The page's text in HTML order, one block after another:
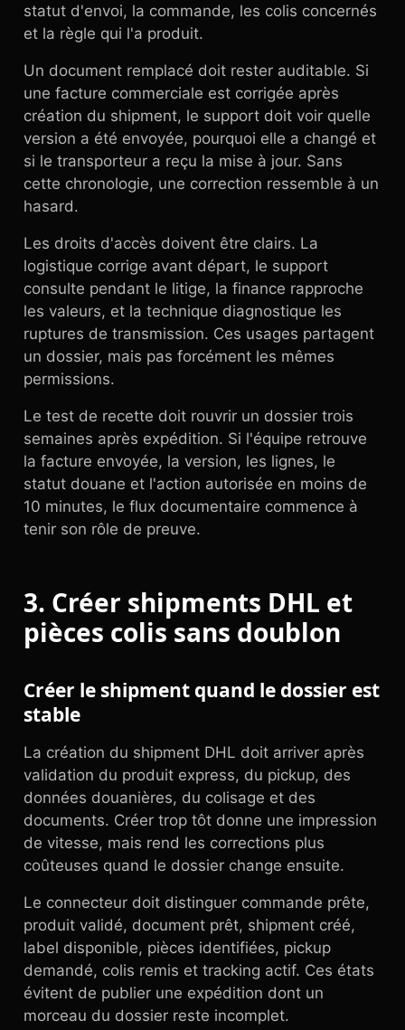
statut d'envoi, la commande, les colis concernés
et la règle qui l'a produit.
Un document remplacé doit rester auditable. Si
une facture commerciale est corrigée après
création du shipment, le support doit voir quelle
version a été envoyée, pourquoi elle a changé et
si le transporteur a reçu la mise à jour. Sans
cette chronologie, une correction ressemble à un
hasard.
Les droits d'accès doivent être clairs. La
logistique corrige avant départ, le support
consulte pendant le litige, la finance rapproche
les valeurs, et la technique diagnostique les
ruptures de transmission. Ces usages partagent
un dossier, mais pas forcément les mêmes
permissions.
Le test de recette doit rouvrir un dossier trois
semaines après expédition. Si l'équipe retrouve
la facture envoyée, la version, les lignes, le
statut douane et l'action autorisée en moins de
10 minutes, le flux documentaire commence à
tenir son rôle de preuve.
3. Créer shipments DHL et
pièces colis sans doublon
Créer le shipment quand le dossier est
stable
La création du shipment DHL doit arriver après
validation du produit express, du pickup, des
données douanières, du colisage et des
documents. Créer trop tôt donne une impression
de vitesse, mais rend les corrections plus
coûteuses quand le dossier change ensuite.
Le connecteur doit distinguer commande prête,
produit validé, document prêt, shipment créé,
label disponible, pièces identifiées, pickup
demandé, colis remis et tracking actif. Ces états
évitent de publier une expédition dont un
morceau du dossier reste incomplet.